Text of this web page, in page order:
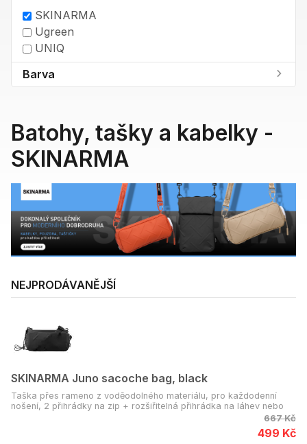
SKINARMA
Ugreen
UNIQ
Barva
Batohy, tašky a kabelky -
SKINARMA
NEJPRODÁVANĚJŠÍ
SKINARMA Juno sacoche bag, black
Taška přes rameno z voděodolného materiálu, pro každodenní
nošení, 2 přihrádky na zip + rozšiřitelná přihrádka na láhev nebo
667 Kč
499 Kč